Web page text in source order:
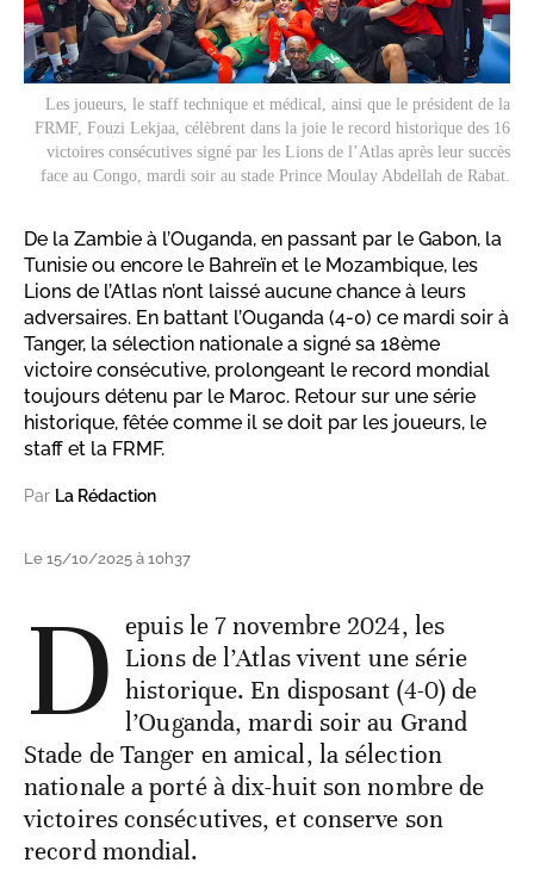
Les joueurs, le staff technique et médical, ainsi que le président de la
FRMF, Fouzi Lekjaa, célèbrent dans la joie le record historique des 16
victoires consécutives signé par les Lions de l’Atlas après leur succès
face au Congo, mardi soir au stade Prince Moulay Abdellah de Rabat.
De la Zambie à l’Ouganda, en passant par le Gabon, la
Tunisie ou encore le Bahreïn et le Mozambique, les
Lions de l’Atlas n’ont laissé aucune chance à leurs
adversaires. En battant l’Ouganda (4-0) ce mardi soir à
Tanger, la sélection nationale a signé sa 18ème
victoire consécutive, prolongeant le record mondial
toujours détenu par le Maroc. Retour sur une série
historique, fêtée comme il se doit par les joueurs, le
staff et la FRMF.
Par La Rédaction
Le 15/10/2025 à 10h37
D epuis le 7 novembre 2024, les
Lions de l’Atlas vivent une série
historique. En disposant (4-0) de
l’Ouganda, mardi soir au Grand
Stade de Tanger en amical, la sélection
nationale a porté à dix-huit son nombre de
victoires consécutives, et conserve son
record mondial.